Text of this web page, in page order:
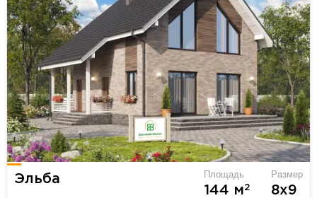
Эльба Площадь
144 м2
Размер
8х9